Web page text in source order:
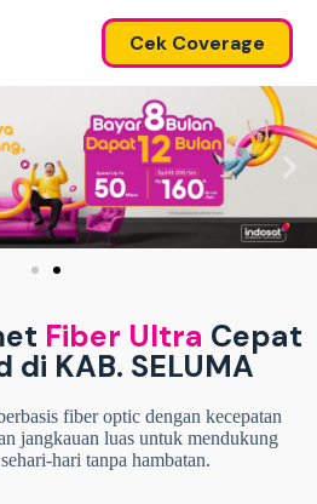
Cek Coverage
Fiber Ultra Cepat
KAB. SELUMA
fiber optic dengan kecepatan
jangkauan luas untuk mendukung
hari tanpa hambatan.